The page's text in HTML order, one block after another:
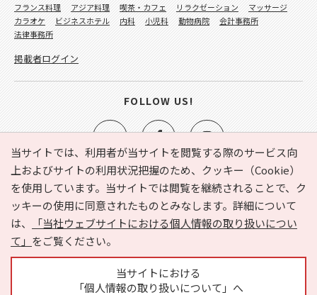
当サイトでは、利用者が当サイトを閲覧する際のサービス向
上およびサイトの利用状況把握のため、クッキー（Cookie）
を使用しています。当サイトでは閲覧を継続されることで、ク
ッキーの使用に同意されたものとみなします。詳細について
は、
「当社ウェブサイトにおける個人情報の取り扱いについ
て」 をご覧ください。
当サイトにおける
「個人情報の取り扱いについて」へ
e-NAVITA（イーナビタ）とは？ お気に入り
ヘルプ
利用規約
個人情報の取り扱いについて
運営会社
サイトマップ
広告掲載に関するお問い合わせ
フランス料理
アジア料理 喫茶・カフェ リラクゼーション
マッサージ
カラオケ
ビジネスホテル 内科 小児科 動物病院
会計事務所
法律事務所
掲載者ログイン
FOLLOW US!